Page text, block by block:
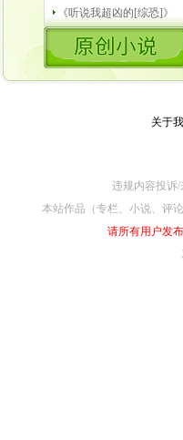
《听说我超凶的[综恐]》
关于
违规内容投诉/
本站作品（专栏、小说、评
请所有用户发